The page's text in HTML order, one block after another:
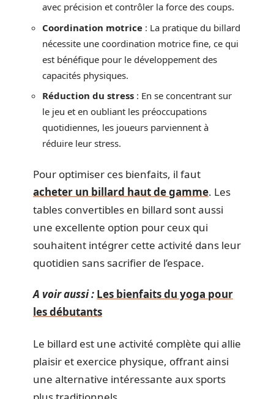
avec précision et contrôler la force des coups.
Coordination motrice : La pratique du billard
nécessite une coordination motrice fine, ce qui
est bénéfique pour le développement des
capacités physiques.
Réduction du stress : En se concentrant sur
le jeu et en oubliant les préoccupations
quotidiennes, les joueurs parviennent à
réduire leur stress.
Pour optimiser ces bienfaits, il faut
acheter un billard haut de gamme. Les
tables convertibles en billard sont aussi
une excellente option pour ceux qui
souhaitent intégrer cette activité dans leur
quotidien sans sacrifier de l’espace.
A voir aussi : Les bienfaits du yoga pour
les débutants
Le billard est une activité complète qui allie
plaisir et exercice physique, offrant ainsi
une alternative intéressante aux sports